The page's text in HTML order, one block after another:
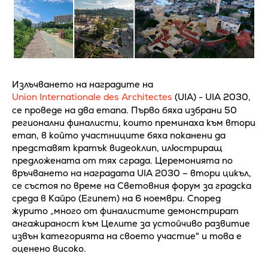
Излъчването на наградите на
Union Internationale des Architectes (UIA) - UIA 2030,
се проведе на два етапа. Първо бяха избрани 50
регионални финалисти, които преминаха към втори
етап, в който участниците бяха поканени да
представят кратък видеоклип, илюстриращ
предложената от тях сграда. Церемонията по
връчването на наградата UIA 2030 – втори цикъл,
се състоя по време на Световния форум за градска
среда в Кайро (Египет) на 6 ноември. Според
журито „много от финалистите демонстрират
ангажираност към Целите за устойчиво развитие
извън категорията на своето участие" и това е
оценено високо.